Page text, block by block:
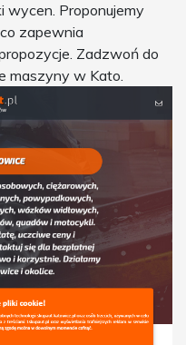
wycen. Proponujemy
zapewnia
Zadzwoń do
maszyny w Kato.